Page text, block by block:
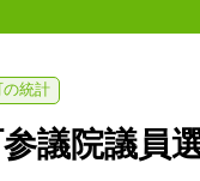
の統計
議院議員